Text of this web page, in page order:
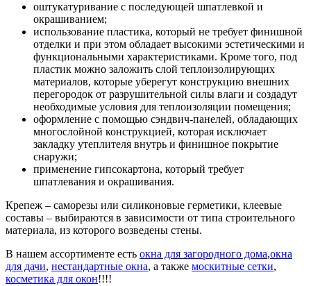
оштукатуривание с последующей шпатлевкой и
окрашиванием;
использование пластика, который не требует финишной
отделки и при этом обладает высокими эстетическими и
функциональными характеристиками. Кроме того, под
пластик можно заложить слой теплоизолирующих
материалов, которые уберегут конструкцию внешних
перегородок от разрушительной силы влаги и создадут
необходимые условия для теплоизоляции помещения;
оформление с помощью сэндвич-панелей, обладающих
многослойной конструкцией, которая исключает
закладку утеплителя внутрь и финишное покрытие
снаружи;
применение гипсокартона, который требует
шпатлевания и окрашивания.
Крепеж – саморезы или силиконовые герметики, клеевые
составы – выбираются в зависимости от типа строительного
материала, из которого возведены стены.
В нашем ассортименте есть окна для загородного дома,окна
для дачи, нестандартные окна, а также москитные сетки,
косметика для окон!!!!